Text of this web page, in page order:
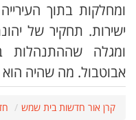
ומחלקות בתוך
ישירות. תחקיר של
ומגלה שההתנהלות
אבוטבול. מה שהיה הוא
קרן אור חדשות בית שמש